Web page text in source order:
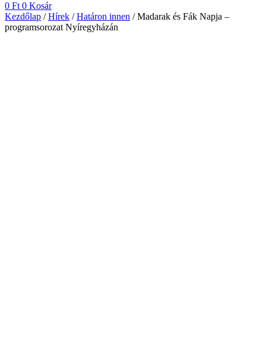
0 Ft 0 Kosár
Kezdőlap /Hírek /Határon innen / Madarak és Fák Napja –
programsorozat Nyíregyházán